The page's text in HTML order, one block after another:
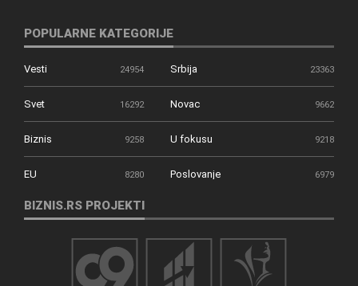
POPULARNE KATEGORIJE
Vesti 24954 Srbija 23363
Svet 16292 Novac 9662
Biznis 9258 U fokusu 9218
EU 8280 Poslovanje 6979
BIZNIS.RS PROJEKTI